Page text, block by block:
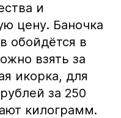
и
цену. Баночка
обойдётся в
взять за
икорка, для
за 250
килограмм.